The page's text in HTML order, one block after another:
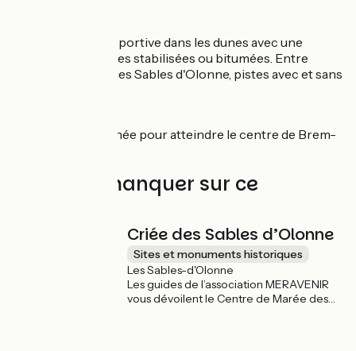
L'étape est assez sportive dans les dunes avec une
alternance de pistes stabilisées ou bitumées. Entre
Brem-sur-Mer et les Sables d'Olonne, pistes avec et sans
Petite route jalonnée pour atteindre le centre de Brem-
À ne pas manquer sur ce
Criée des Sables d’Olonne
Sites et monuments historiques
Les Sables-d'Olonne
Les guides de l’association MERAVENIR
vous dévoilent le Centre de Marée des